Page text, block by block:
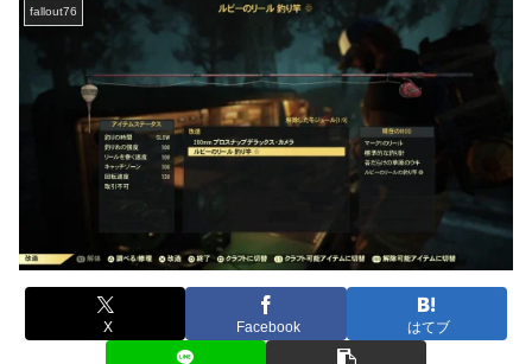
fallout76
X Facebook はてブ